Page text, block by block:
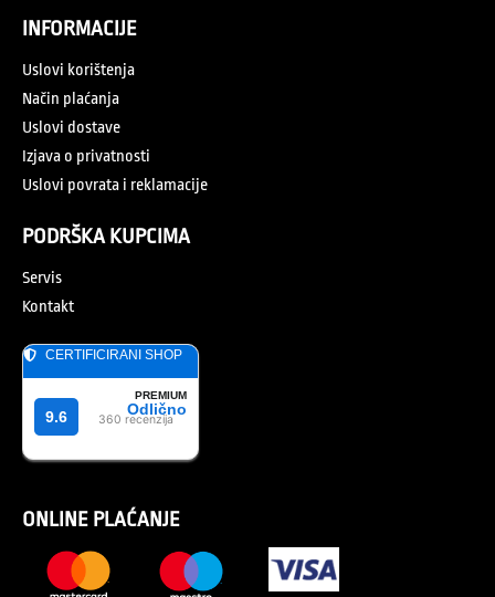
INFORMACIJE
Uslovi korištenja
Način plaćanja
Uslovi dostave
Izjava o privatnosti
Uslovi povrata i reklamacije
PODRŠKA KUPCIMA
Servis
Kontakt
ONLINE PLAĆANJE